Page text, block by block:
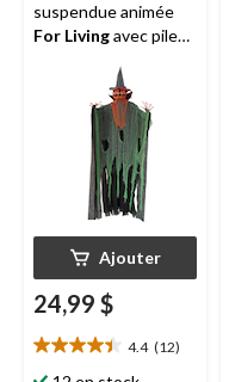
suspendue animée
For Livingavec piles,
vert/orange, 7-1/2 pi,
décoration
d'intérieur/d'extérieur
activée par la lumière
pour l'Halloween
Ajouter
24,99 $
4.4 (12)
4.4